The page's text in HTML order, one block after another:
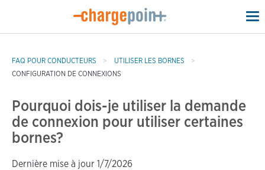
FAQ POUR CONDUCTEURS
UTILISER LES BORNES
CONFIGURATION DE CONNEXIONS
Pourquoi dois-je utiliser la demande
de connexion pour utiliser certaines
bornes?
Dernière mise à jour 1/7/2026